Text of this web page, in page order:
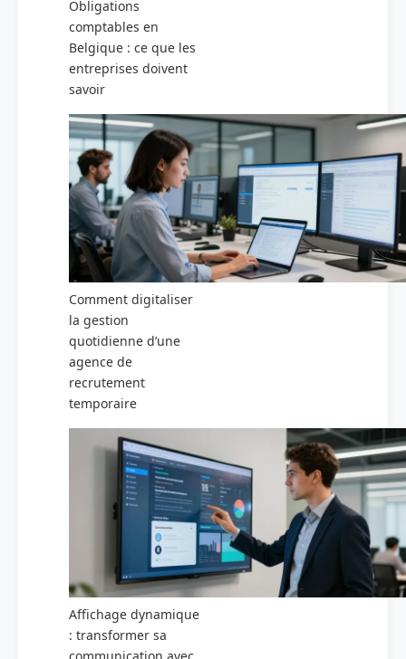
Obligations
comptables en
Belgique : ce que les
entreprises doivent
savoir
Comment digitaliser
la gestion
quotidienne d’une
agence de
recrutement
temporaire
Affichage dynamique
: transformer sa
communication avec